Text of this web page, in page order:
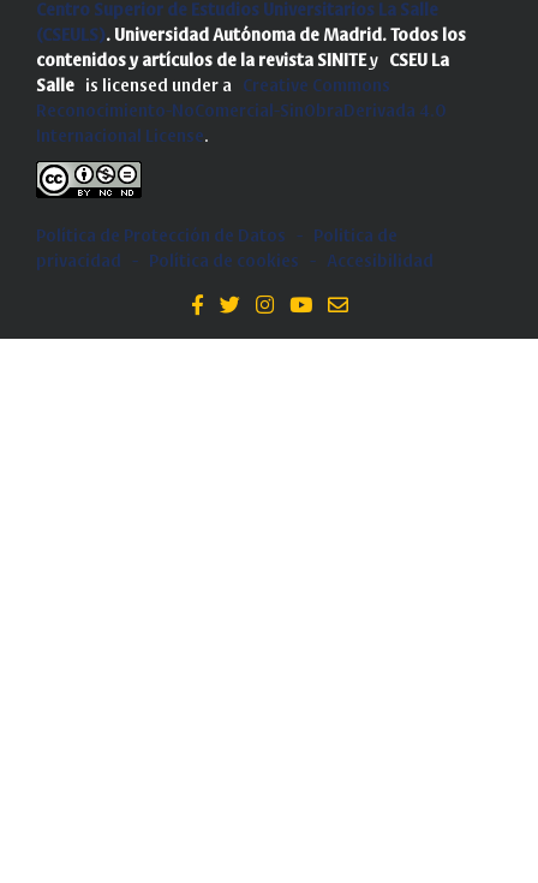
Centro Superior de Estudios Universitarios La Salle
(CSEULS). Universidad Autónoma de Madrid. Todos los
contenidos y artículos de la revista SINITEy CSEU La
Salle is licensed under a Creative Commons
Reconocimiento-NoComercial-SinObraDerivada 4.0
Internacional License.
Política de Protección de Datos -
Politica de
privacidad
- Política de cookies - Accesibilidad